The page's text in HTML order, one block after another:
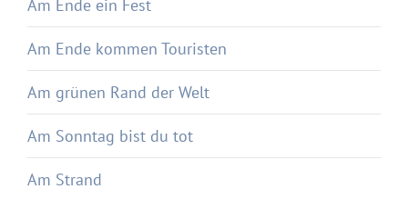
Am Ende ein Fest
Am Ende kommen Touristen
Am grünen Rand der Welt
Am Sonntag bist du tot
Am Strand